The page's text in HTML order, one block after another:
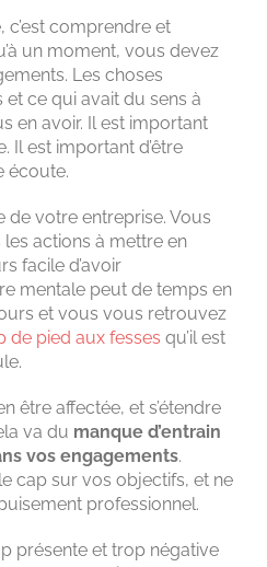
c’est comprendre et
un moment, vous devez
Les choses
ce qui avait du sens à
en avoir. Il est important
Il est important d’être
écoute.
de votre entreprise. Vous
actions à mettre en
facile d’avoir
mentale peut de temps en
et vous vous retrouvez
de pied aux fesses qu’il est
être affectée, et s’étendre
va du manque d’entrain
vos engagements.
cap sur vos objectifs, et ne
professionnel.
présente et trop négative